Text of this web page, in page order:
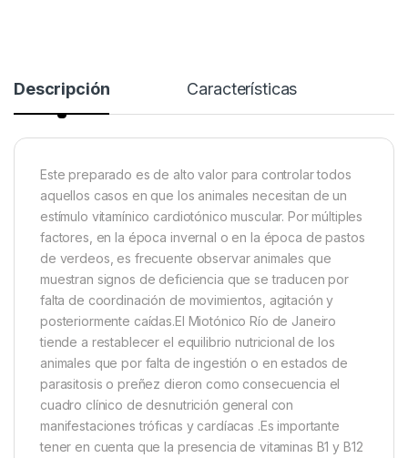
Descripción Características
Este preparado es de alto valor para controlar todos
aquellos casos en que los animales necesitan de un
estímulo vitamínico cardiotónico muscular. Por múltiples
factores, en la época invernal o en la época de pastos
de verdeos, es frecuente observar animales que
muestran signos de deficiencia que se traducen por
falta de coordinación de movimientos, agitación y
posteriormente caídas.El Miotónico Río de Janeiro
tiende a restablecer el equilibrio nutricional de los
animales que por falta de ingestión o en estados de
parasitosis o preñez dieron como consecuencia el
cuadro clínico de desnutrición general con
manifestaciones tróficas y cardíacas .Es importante
tener en cuenta que la presencia de vitaminas B1 y B12